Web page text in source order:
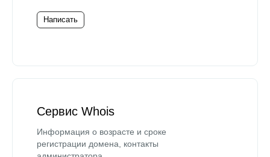
Написать
Сервис Whois
Информация о возрасте и сроке
регистрации домена, контакты